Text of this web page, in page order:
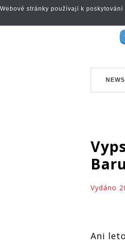
NEWS
Vydáno
Ani
Webové stránky používají k